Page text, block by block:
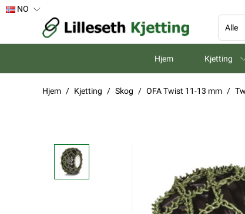
NO
Hjem Kjetting
Hjem Kjetting Skog OFA Twist 11-13 mm